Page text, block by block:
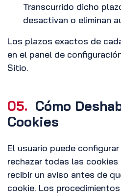
Transcurrido dicho
desactivan o eliminan
Los plazos exactos de
en el panel de
Sitio.
05. Cómo
Cookies
El usuario puede
rechazar todas las
recibir un aviso antes de
cookie. Los